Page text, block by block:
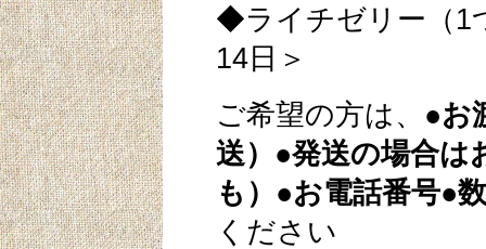
◆ライチゼリ
14日＞
ご希望の方は、 ●お
送）●発送の場合は
も）●お電話番号●
ください